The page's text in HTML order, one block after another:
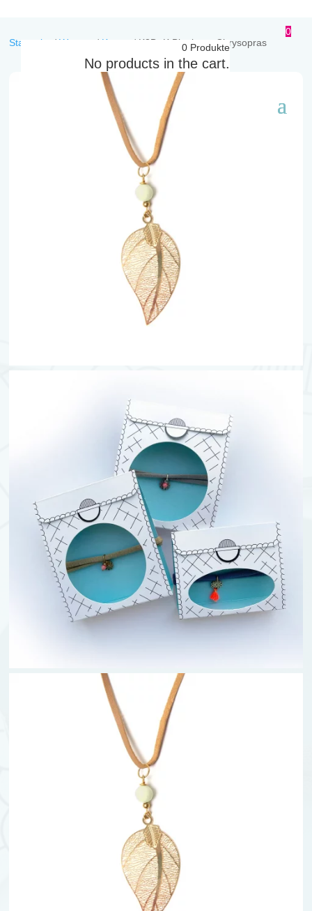
0
0 Produkte
No products in the cart.
Startseite /Women / Ketten / K3B -K Blattkette Chrysopras